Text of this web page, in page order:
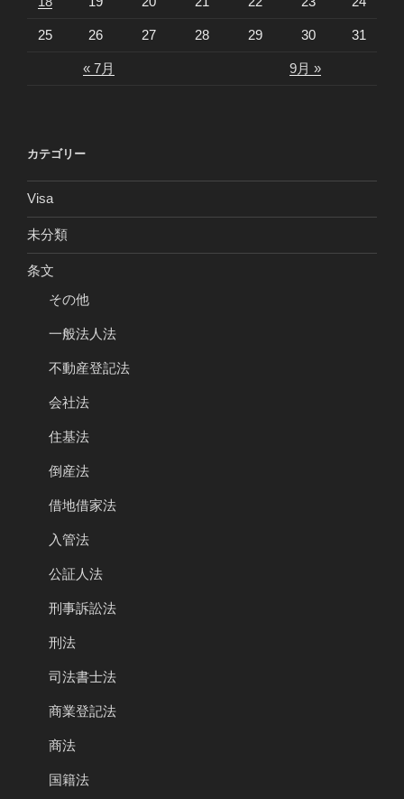
« 7月 9月 »
25 26 27 28 29 30 31
カテゴリー
Visa
未分類
条文
その他
一般法人法
不動産登記法
会社法
住基法
倒産法
借地借家法
入管法
公証人法
刑事訴訟法
刑法
司法書士法
商業登記法
商法
国籍法